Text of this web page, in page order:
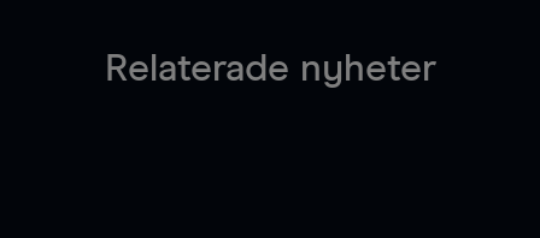
Relaterade nyheter